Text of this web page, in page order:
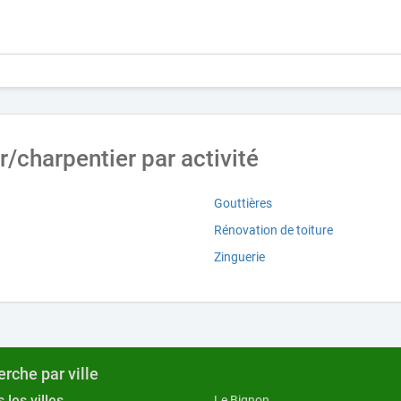
charpentier par activité
Gouttières
Rénovation de toiture
Zinguerie
par ville